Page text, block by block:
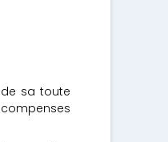
sa toute